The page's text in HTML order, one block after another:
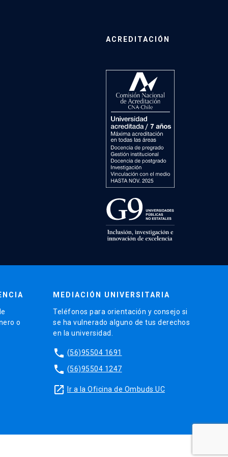
ACREDITACIÓN
o
MEDIACIÓN UNIVERSITARIA
Teléfonos para orientación y consejo si
se ha vulnerado alguno de tus derechos
en la universidad.
phone (56)95504 1691
phone (56)95504 1247
launch Ir a la Oficina de Ombuds UC